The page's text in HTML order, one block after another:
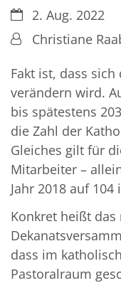
Datum:2. Aug. 2022
Von:Christiane
Fakt ist, dass
verändern wird.
bis spätestens
die Zahl der
Gleiches gilt für
Mitarbeiter –
Jahr 2018 auf 104
Konkret heißt
dass im
Pastoralraum